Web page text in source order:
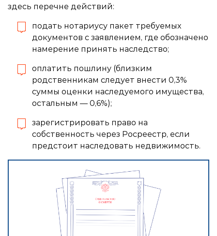
здесь перечне действий:
подать нотариусу пакет требуемых
документов с заявлением, где обозначено
намерение принять наследство;
оплатить пошлину (близким
родственникам следует внести 0,3%
суммы оценки наследуемого имущества,
остальным — 0,6%);
зарегистрировать право на
собственность через Росреестр, если
предстоит наследовать недвижимость.